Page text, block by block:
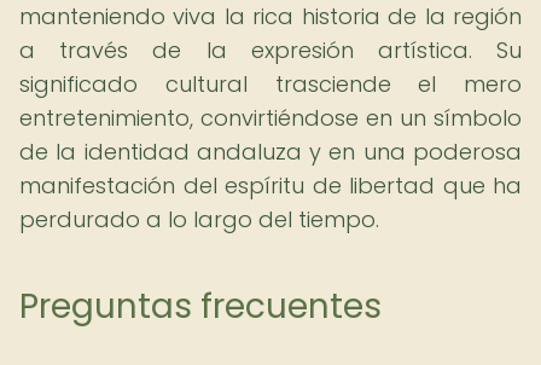
manteniendo viva la rica historia de la región
a través de la expresión artística. Su
significado cultural trasciende el mero
entretenimiento, convirtiéndose en un símbolo
de la identidad andaluza y en una poderosa
manifestación del espíritu de libertad que ha
perdurado a lo largo del tiempo.
Preguntas frecuentes